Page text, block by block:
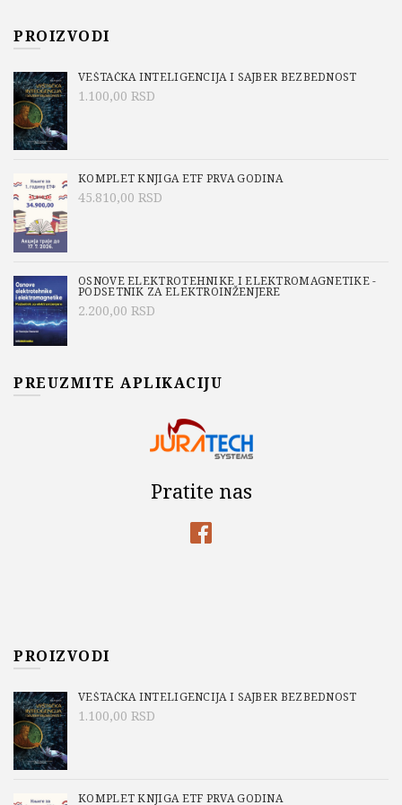
PROIZVODI
VEŠTAČKA INTELIGENCIJA I SAJBER BEZBEDNOST
1.100,00 RSD
KOMPLET KNJIGA ETF PRVA GODINA
45.810,00 RSD
OSNOVE ELEKTROTEHNIKE I ELEKTROMAGNETIKE -
PODSETNIK ZA ELEKTROINŽENJERE
2.200,00 RSD
PREUZMITE APLIKACIJU
Pratite nas
PROIZVODI
VEŠTAČKA INTELIGENCIJA I SAJBER BEZBEDNOST
1.100,00 RSD
KOMPLET KNJIGA ETF PRVA GODINA